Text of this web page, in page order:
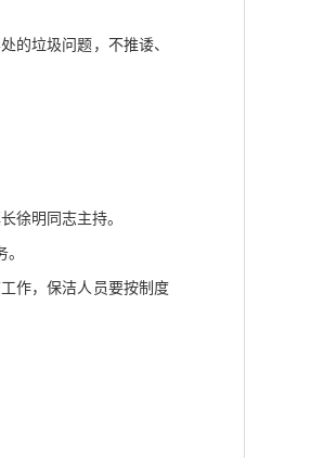
的垃圾问题，不推诿、
徐明同志主持。
作，保洁人员要按制度